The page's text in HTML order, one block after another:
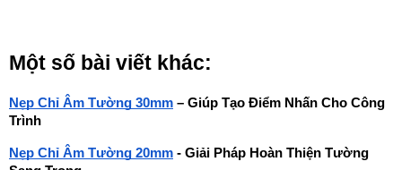
Một số bài viết khác:
Nẹp Chỉ Âm Tường 30mm – Giúp Tạo Điểm Nhấn Cho Công
Trình
Nẹp Chỉ Âm Tường 20mm - Giải Pháp Hoàn Thiện Tường